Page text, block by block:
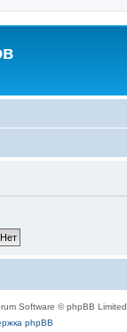
Software © phpBB Limited
phpBB